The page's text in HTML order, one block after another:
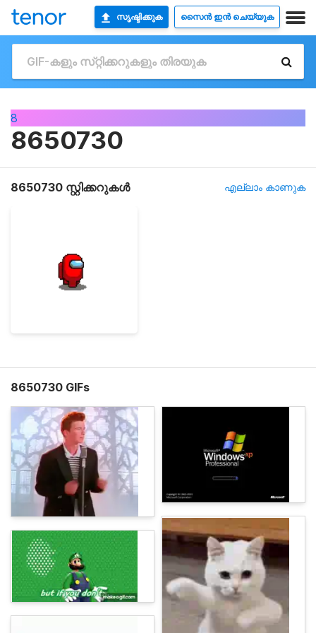
സൃഷ്ടിക്കുക സൈൻ ഇൻ ചെയ്യുക
8
8650730
8650730 സ്റ്റിക്കറുകൾ എല്ലാം കാണുക
8650730 GIFs